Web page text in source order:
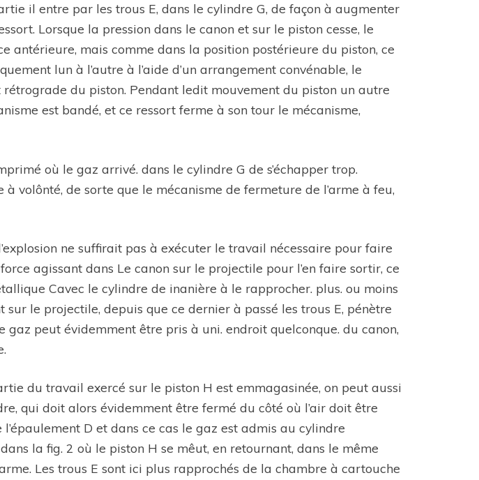
il entre par les trous E, dans le cylindre G, de façon à augmenter
Lorsque la pression dans le canon et sur le piston cesse, le
antérieure, mais comme dans la position postérieure du piston, ce
lun à l’autre à l’aide d’un arrangement convénable, le
rétrograde du piston. Pendant ledit mouvement du piston un autre
est bandé, et ce ressort ferme à son tour le mécanisme,
où le gaz arrivé. dans le cylindre G de s’échapper trop.
volônté, de sorte que le mécanisme de fermeture de l’arme à feu,
ne suffirait pas à exécuter le travail nécessaire pour faire
agissant dans Le canon sur le projectile pour l’en faire sortir, ce
Cavec le cylindre de inanière à le rapprocher. plus. ou moins
le projectile, depuis que ce dernier à passé les trous E, pénètre
peut évidemment être pris à uni. endroit quelconque. du canon,
du travail exercé sur le piston H est emmagasinée, on peut aussi
qui doit alors évidemment être fermé du côté où l’air doit être
D et dans ce cas le gaz est admis au cylindre
la fig. 2 où le piston H se mêut, en retournant, dans le même
Les trous E sont ici plus rapprochés de la chambre à cartouche